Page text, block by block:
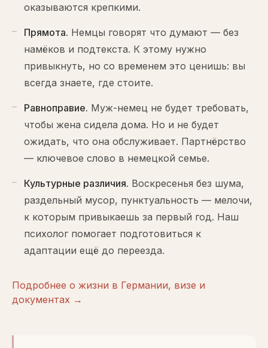
оказываются крепкими.
Прямота. Немцы говорят что думают — без
намёков и подтекста. К этому нужно
привыкнуть, но со временем это ценишь: вы
всегда знаете, где стоите.
Равноправие. Муж-немец не будет требовать,
чтобы жена сидела дома. Но и не будет
ожидать, что она обслуживает. Партнёрство
— ключевое слово в немецкой семье.
Культурные различия. Воскресенья без шума,
раздельный мусор, пунктуальность — мелочи,
к которым привыкаешь за первый год. Наш
психолог помогает подготовиться к
адаптации ещё до переезда.
Подробнее о жизни в Германии, визе и
документах →